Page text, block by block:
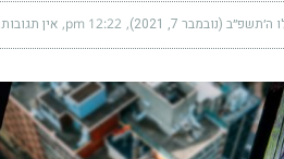
(נובמבר 7, 2021) 12:22 pm אין תגובות